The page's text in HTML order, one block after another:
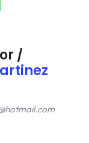
/